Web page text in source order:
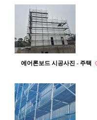
에어론보드 시공사진 - 주택